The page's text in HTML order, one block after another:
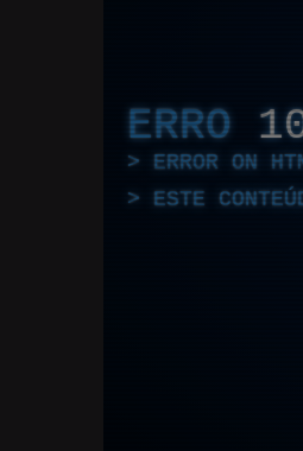
ERRO
ERROR ON
ESTE